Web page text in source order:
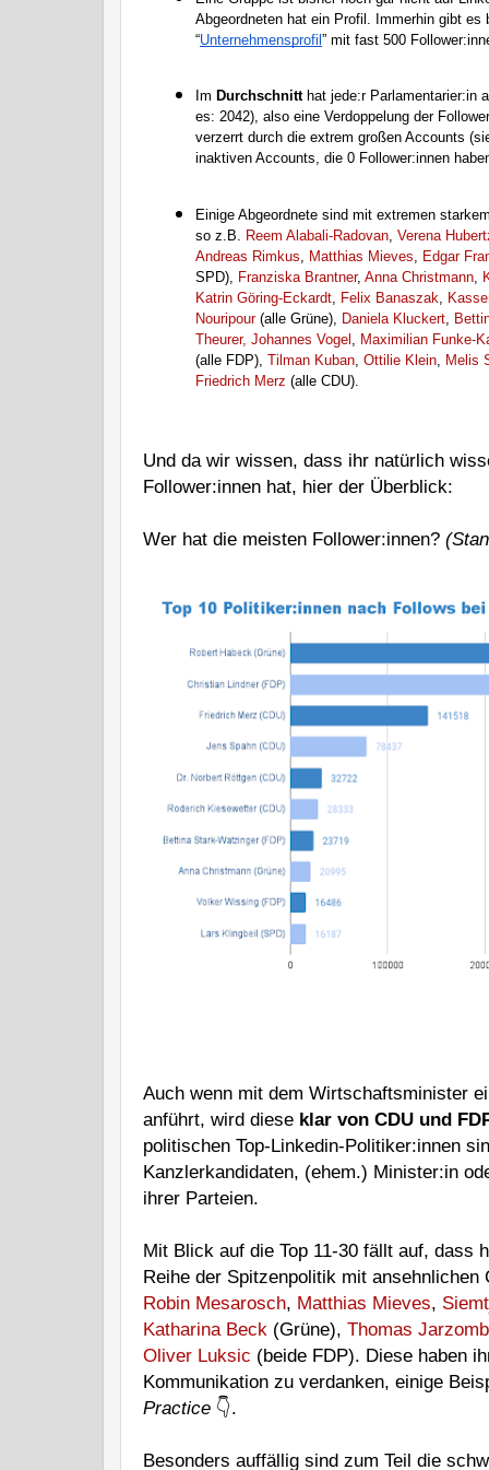
Abgeordneten hat ein Profil. Immerhin gibt
“Unternehmensprofil” mit fast 500
Im Durchschnitt hat jede:r Parlamentarier:in
es: 2042), also eine Verdoppelung der
verzerrt durch die extrem großen Accounts
inaktiven Accounts, die 0 Follower:innen
Einige Abgeordnete sind mit extremen
so z.B. Reem Alabali-Radovan Verena
Andreas Rimkus
Matthias Mieves
Edgar
SPD), Franziska Brantner, Anna Christmann
Katrin Göring-Eckardt Felix Banaszak
Nouripour (alle Grüne), Daniela Kluckert
Theurer, Johannes Vogel
Maximilian Funke-
(alle FDP), Tilman Kuban Ottilie Klein Melis
Friedrich Merz (alle CDU).
Und da wir wissen, dass ihr natürlich
Follower:innen hat, hier der Überblick:
Wer hat die meisten Follower:innen?
Auch wenn mit dem Wirtschaftsminister
anführt, wird diese klar von CDU und
politischen Top-Linkedin-Politiker:innen
Kanzlerkandidaten, (ehem.) Minister:in
ihrer Parteien.
Mit Blick auf die Top 11-30 fällt auf, dass
Robin Mesarosch, Matthias Mieves,
Katharina Beck (Grüne), Thomas
Oliver Luksic (beide FDP). Diese haben
Kommunikation zu verdanken, einige
Practice 👇.
Besonders auffällig sind zum Teil die